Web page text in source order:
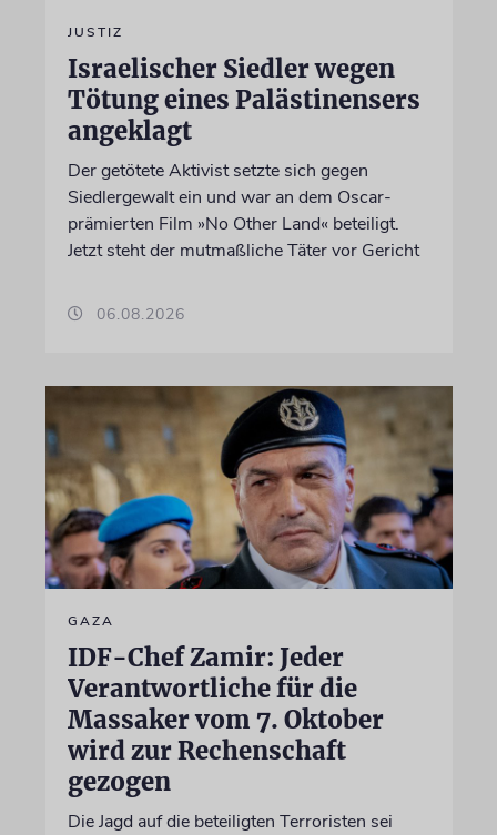
JUSTIZ
Israelischer Siedler wegen
Tötung eines Palästinensers
angeklagt
Der getötete Aktivist setzte sich gegen
Siedlergewalt ein und war an dem Oscar-
prämierten Film »No Other Land« beteiligt.
Jetzt steht der mutmaßliche Täter vor Gericht
06.08.2026
GAZA
IDF-Chef Zamir: Jeder
Verantwortliche für die
Massaker vom 7. Oktober
wird zur Rechenschaft
gezogen
Die Jagd auf die beteiligten Terroristen sei